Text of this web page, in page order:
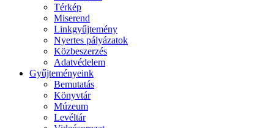
Térkép
Miserend
Linkgyűjtemény
Nyertes pályázatok
Közbeszerzés
Adatvédelem
Gyűjteményeink
Bemutatás
Könyvtár
Múzeum
Levéltár